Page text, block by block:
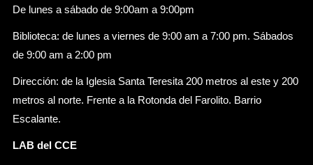
De lunes a sábado de 9:00am a 9:00pm
Biblioteca: de lunes a viernes de 9:00 am a 7:00 pm. Sábados
de 9:00 am a 2:00 pm
Dirección: de la Iglesia Santa Teresita 200 metros al este y 200
metros al norte. Frente a la Rotonda del Farolito. Barrio
Escalante.
LAB del CCE